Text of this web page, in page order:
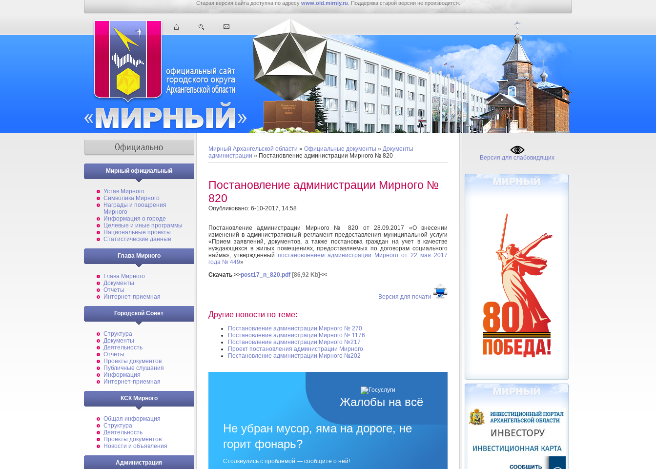
Старая версия сайта доступна по адресу www.old.mirniy.ru . Поддержка старой версии не производится.
Мирный официальный
Устав Мирного
Символика Мирного
Награды и поощрения
Мирного
Информация о городе
Целевые и иные программы
Национальные проекты
Статистические данные
Глава Мирного
Глава Мирного
Документы
Отчеты
Интернет-приемная
Городской Совет
Структура
Документы
Деятельность
Отчеты
Проекты документов
Публичные слушания
Информация
Интернет-приемная
КСК Мирного
Общая информация
Структура
Деятельность
Проекты документов
Новости и объявления
Администрация
Мирный Архангельской области » Официальные документы » Документы
администрации » Постановление администрации Мирного № 820
Постановление администрации Мирного №
820
Опубликовано: 6-10-2017, 14:58
Постановление администрации Мирного № 820 от 28.09.2017 «О внесении
изменений в административный регламент предоставления муниципальной услуги
«Прием заявлений, документов, а также постановка граждан на учет в качестве
нуждающихся в жилых помещениях, предоставляемых по договорам социального
найма», утвержденный постановлением администрации Мирного от 22 мая 2017
года № 449»
Скачать >>post17_n_820.pdf [86,92 Kb]<<
Версия для печати
Другие новости по теме:
Постановление администрации Мирного № 270
Постановление администрации Мирного № 1176
Постановление администрации Мирного №217
Проект постановления администрации Мирного
Постановление администрации Мирного №202
Жалобы на всё
Не убран мусор, яма на дороге, не
горит фонарь?
Столкнулись с проблемой — сообщите о ней!
Версия для слабовидящих